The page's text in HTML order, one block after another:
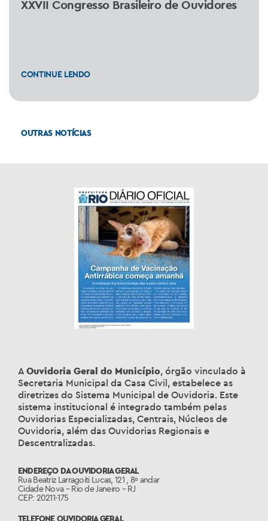
XXVII Congresso Brasileiro de Ouvidores
CONTINUE LENDO
OUTRAS NOTÍCIAS
A Ouvidoria Geral do Município, órgão vinculado à
Secretaria Municipal da Casa Civil, estabelece as
diretrizes do Sistema Municipal de Ouvidoria. Este
sistema institucional é integrado também pelas
Ouvidorias Especializadas, Centrais, Núcleos de
Ouvidoria, além das Ouvidorias Regionais e
Descentralizadas.
ENDEREÇO DA OUVIDORIA GERAL
Rua Beatriz Larragoiti Lucas, 121 , 8º andar
Cidade Nova – Rio de Janeiro – RJ
CEP: 20211-175